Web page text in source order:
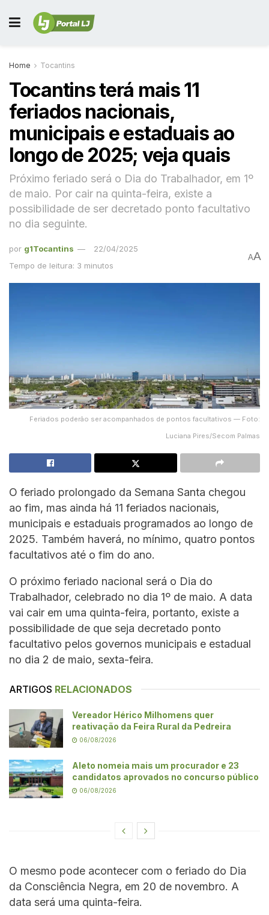
Home Tocantins
Tocantins terá mais 11
feriados nacionais,
municipais e estaduais ao
longo de 2025; veja quais
Próximo feriado será o Dia do Trabalhador, em 1º
de maio. Por cair na quinta-feira, existe a
possibilidade de ser decretado ponto facultativo
no dia seguinte.
por g1Tocantins
22/04/2025
Tempo de leitura: 3 minutos
AA
Feriados poderão ser acompanhados de pontos facultativos — Foto:
Luciana Pires/Secom Palmas
O feriado prolongado da Semana Santa chegou
ao fim, mas ainda há 11 feriados nacionais,
municipais e estaduais programados ao longo de
2025. Também haverá, no mínimo, quatro pontos
facultativos até o fim do ano.
O próximo feriado nacional será o Dia do
Trabalhador, celebrado no dia 1º de maio. A data
vai cair em uma quinta-feira, portanto, existe a
possibilidade de que seja decretado ponto
facultativo pelos governos municipais e estadual
no dia 2 de maio, sexta-feira.
ARTIGOS RELACIONADOS
Vereador Hérico Milhomens quer
reativação da Feira Rural da Pedreira
06/08/2026
Aleto nomeia mais um procurador e 23
candidatos aprovados no concurso público
06/08/2026
O mesmo pode acontecer com o feriado do Dia
da Consciência Negra, em 20 de novembro. A
data será uma quinta-feira.